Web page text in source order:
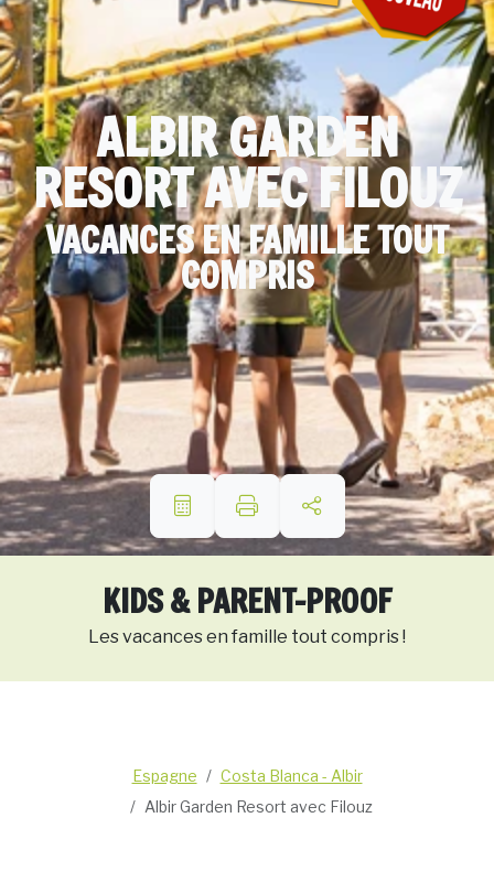
ALBIR GARDEN
RESORT AVEC FILOUZ
VACANCES EN FAMILLE TOUT
COMPRIS
KIDS & PARENT-PROOF
Les vacances en famille tout compris !
Espagne
Costa Blanca - Albir
Albir Garden Resort avec Filouz